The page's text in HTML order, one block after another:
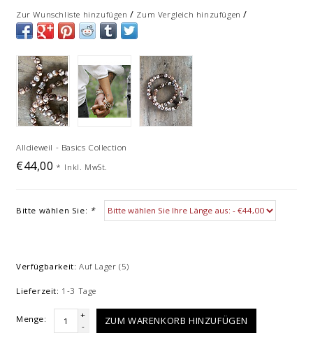
Zur Wunschliste hinzufügen / Zum Vergleich hinzufügen /
Alldieweil - Basics Collection
€44,00* Inkl. MwSt.
Bitte wählen Sie: *
Verfügbarkeit: Auf Lager(5)
Lieferzeit: 1-3 Tage
Menge:
+
-
ZUM WARENKORB HINZUFÜGEN